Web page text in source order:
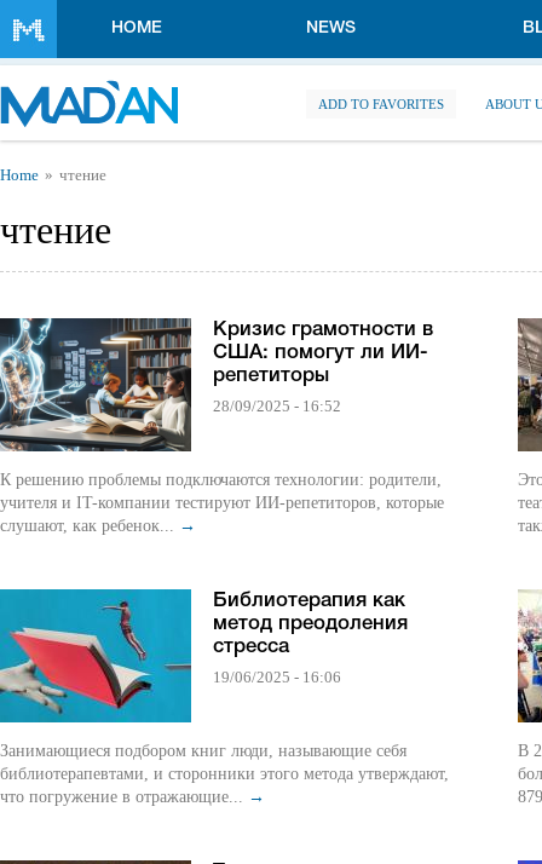
HOME NEWS
ADD TO FAVORITES ABOUT
You are here
Home чтение
чтение
Кризис грамотности в
США: помогут ли ИИ-
репетиторы
28/09/2025 - 16:52
К решению проблемы подключаются технологии: родители,
учителя и IT-компании тестируют ИИ-репетиторов, которые
слушают, как ребенок... →
Библиотерапия как
метод преодоления
стресса
19/06/2025 - 16:06
Занимающиеся подбором книг люди, называющие себя
библиотерапевтами, и сторонники этого метода утверждают,
что погружение в отражающие... →
В